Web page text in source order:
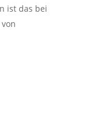
ist das bei